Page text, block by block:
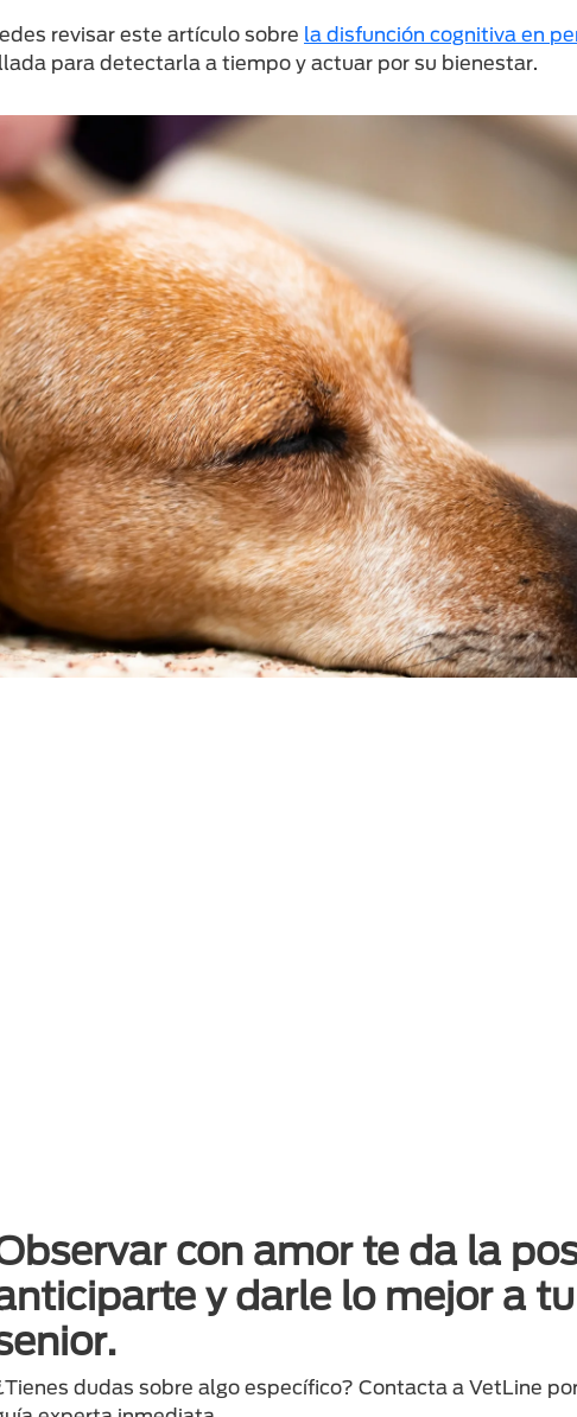
revisar este artículo sobre la disfunción cognitiva en
para detectarla a tiempo y actuar por su bienestar.
con amor te da la
y darle lo mejor a
dudas sobre algo específico? Contacta a VetLine